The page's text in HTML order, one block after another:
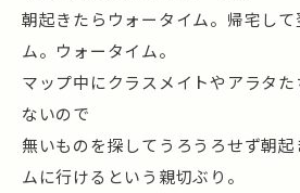
朝起きたらウォータイム。帰宅し
ム。ウォータイム。
マップ中にクラスメイトやアラタ
ないので
無いものを探してうろうろせず朝
ムに行けるという親切ぶり。